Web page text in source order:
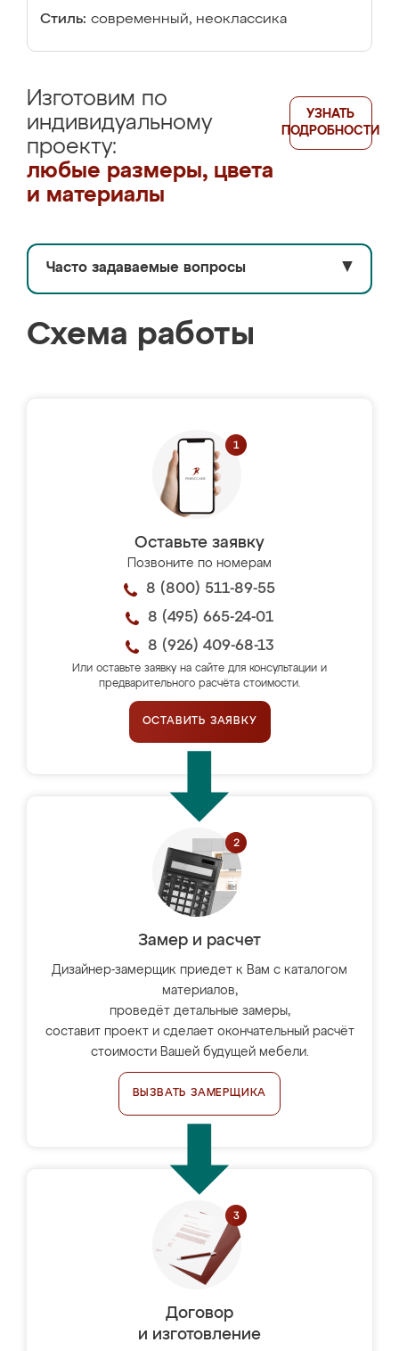
Стиль: современный, неоклассика
Изготовим по
индивидуальному
проекту:
любые размеры, цвета
и материалы
УЗНАТЬ
ПОДРОБНОСТИ
Часто задаваемые вопросы ▼
Схема работы
Оставьте заявку
Позвоните по номерам
8 (800) 511-89-55
8 (495) 665-24-01
8 (926) 409-68-13
Или оставьте заявку на сайте для консультации и
предварительного расчёта стоимости.
ОСТАВИТЬ ЗАЯВКУ
Замер и расчет
Дизайнер-замерщик приедет к Вам с каталогом
материалов,
проведёт детальные замеры,
составит проект и сделает окончательный расчёт
стоимости Вашей будущей мебели.
ВЫЗВАТЬ ЗАМЕРЩИКА
Договор
и изготовление